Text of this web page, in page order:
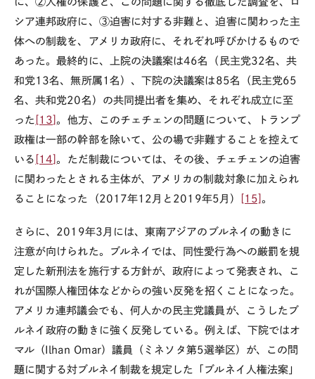
シア連邦政府に、③迫害に対する非難と、迫害に関わった主
体への制裁を、アメリカ政府に、それぞれ呼びかけるもので
あった。最終的に、上院の決議案は46名（民主党32名、共
和党13名、無所属 1 名）、下院の決議案は 85名（民主党65
名、共和党20名）の共同提出者を集め、それぞれ成立に至
った [13]。他方、このチェチェンの問題について、トランプ
政権は一部の幹部を除いて、公の場で非難することを控えて
いる [14]。ただ制裁については、その後、チェチェンの迫害
に関わったとされる主体が、アメリカの制裁対象に加えられ
ることになった（ 2017年12 月と 2019年5 月） [15]。
さらに、 2019年3 月には、東南アジアのブルネイの動きに
注意が向けられた。ブルネイでは、同性愛行為への厳罰を規
定した新刑法を施行する方針が、政府によって発表され、こ
れが国際人権団体などからの強い反発を招くことになった。
アメリカ連邦議会でも、何人かの民主党議員が、こうしたブ
ルネイ政府の動きに強く反発している。例えば、下院ではオ
マル（
Ilhan Omar）議員（ミネソタ第5選挙区）が、この問
題に関する対ブルネイ制裁を規定した「ブルネイ人権法案」